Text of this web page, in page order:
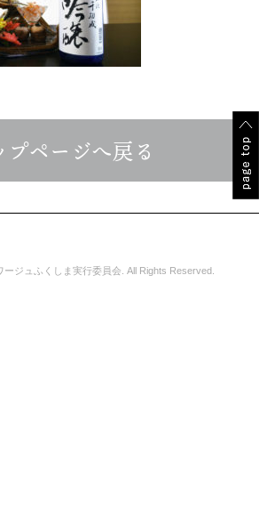
プページへ戻る
ージュふくしま実行委員会. All Rights Reserved.